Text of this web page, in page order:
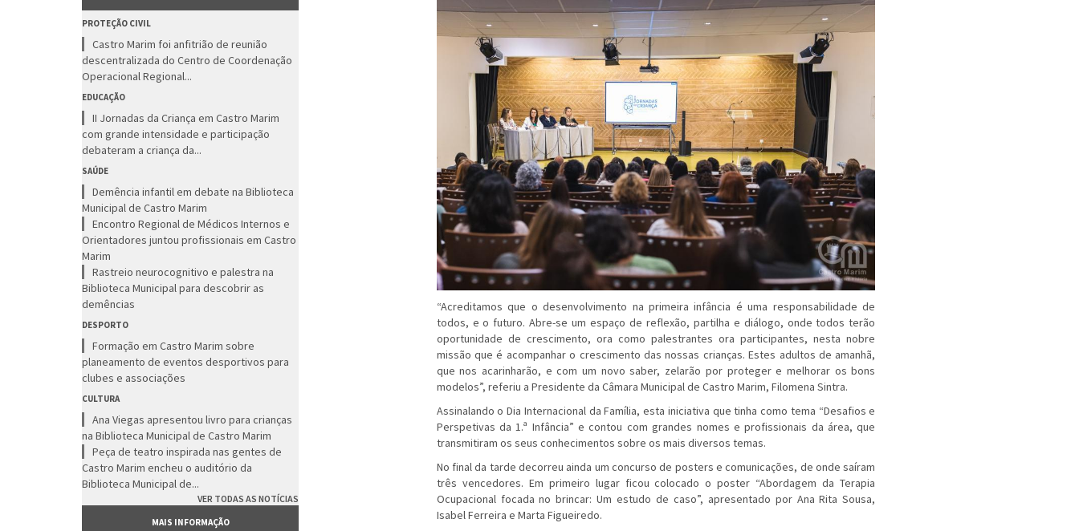
PROTEÇÃO CIVIL
Castro Marim foi anfitrião de reunião
descentralizada do Centro de Coordenação
Operacional Regional...
EDUCAÇÃO
II Jornadas da Criança em Castro Marim
com grande intensidade e participação
debateram a criança da...
SAÚDE
Demência infantil em debate na Biblioteca
Municipal de Castro Marim
Encontro Regional de Médicos Internos e
Orientadores juntou profissionais em Castro
Marim
Rastreio neurocognitivo e palestra na
Biblioteca Municipal para descobrir as
demências
DESPORTO
Formação em Castro Marim sobre
planeamento de eventos desportivos para
clubes e associações
CULTURA
Ana Viegas apresentou livro para crianças
na Biblioteca Municipal de Castro Marim
Peça de teatro inspirada nas gentes de
Castro Marim encheu o auditório da
Biblioteca Municipal de...
VER TODAS AS NOTÍCIAS
MAIS INFORMAÇÃO
“Acreditamos que o desenvolvimento na primeira infância é uma responsabilidade de
todos, e o futuro. Abre-se um espaço de reflexão, partilha e diálogo, onde todos terão
oportunidade de crescimento, ora como palestrantes ora participantes, nesta nobre
missão que é acompanhar o crescimento das nossas crianças. Estes adultos de amanhã,
que nos acarinharão, e com um novo saber, zelarão por proteger e melhorar os bons
modelos”, referiu a Presidente da Câmara Municipal de Castro Marim, Filomena Sintra.
Assinalando o Dia Internacional da Família, esta iniciativa que tinha como tema “Desafios e
Perspetivas da 1.ª Infância” e contou com grandes nomes e profissionais da área, que
transmitiram os seus conhecimentos sobre os mais diversos temas.
No final da tarde decorreu ainda um concurso de posters e comunicações, de onde saíram
três vencedores. Em primeiro lugar ficou colocado o poster “Abordagem da Terapia
Ocupacional focada no brincar: Um estudo de caso”, apresentado por Ana Rita Sousa,
Isabel Ferreira e Marta Figueiredo.